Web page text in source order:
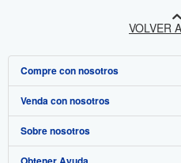
VOLVER
Compre con nosotros
Búsqueda avanzada
Colecciones
Venda con nosotros
Comenzar a vender
Sobre nosotros